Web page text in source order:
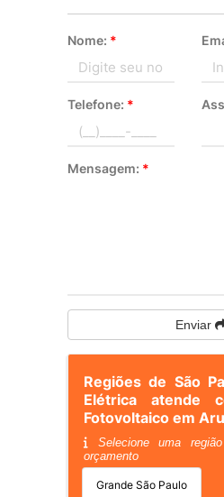
Nome: *
Telefone: *
Mensagem: *
Enviar
Regiões de São
Elétrica atende
Fotovoltaico em
Selecione uma
orçamento
Grande São Paulo